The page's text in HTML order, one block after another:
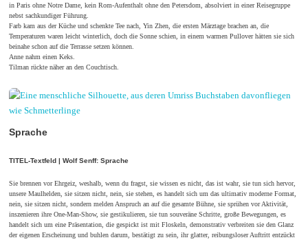
in Paris ohne Notre Dame, kein Rom-Aufenthalt ohne den Petersdom, absolviert in einer Reisegruppe
nebst sachkundiger Führung.
Farb kam aus der Küche und schenkte Tee nach, Yin Zhen, die ersten Märztage brachen an, die
Temperaturen waren leicht winterlich, doch die Sonne schien, in einem warmen Pullover hätten sie sich
beinahe schon auf die Terrasse setzen können.
Anne nahm einen Keks.
Tilman rückte näher an den Couchtisch.
Sprache
TITEL-Textfeld | Wolf Senff: Sprache
Sie brennen vor Ehrgeiz, weshalb, wenn du fragst, sie wissen es nicht, das ist wahr, sie tun sich hervor,
unsere Maulhelden, sie sitzen nicht, nein, sie stehen, es handelt sich um das ultimativ moderne Format,
nein, sie sitzen nicht, sondern melden Anspruch an auf die gesamte Bühne, sie sprühen vor Aktivität,
inszenieren ihre One-Man-Show, sie gestikulieren, sie tun souveräne Schritte, große Bewegungen, es
handelt sich um eine Präsentation, die gespickt ist mit Floskeln, demonstrativ verbreiten sie den Glanz
der eigenen Erscheinung und buhlen darum, bestätigt zu sein, ihr glatter, reibungsloser Auftritt entzückt